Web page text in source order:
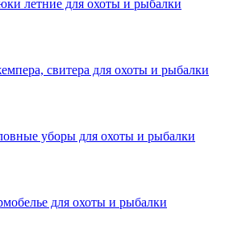
летние для охоты и рыбалки
свитера для охоты и рыбалки
уборы для охоты и рыбалки
для охоты и рыбалки